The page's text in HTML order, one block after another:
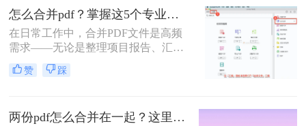
中，“PDF怎么合并”这个问题出现的
频率高居不下。这看似简单的操作，
却实实在在地困扰着众多职场人：报
告整合、资料归档、方案提交……每
一次低效的手动处理，都在悄悄吞噬
你的时间与耐心。
怎么合并pdf？掌握这5个专业方法，效率提升300%！
在日常工作中，合并PDF文件是高频
需求——无论是整理项目报告、汇总
客户资料，还是准备学术论文。但许
多人仍在用低效、有风险的方法处理
我今天为你带来一份系统、专业的
赞 踩
两份pdf怎么合并在一起？这里分享4个合并方法！